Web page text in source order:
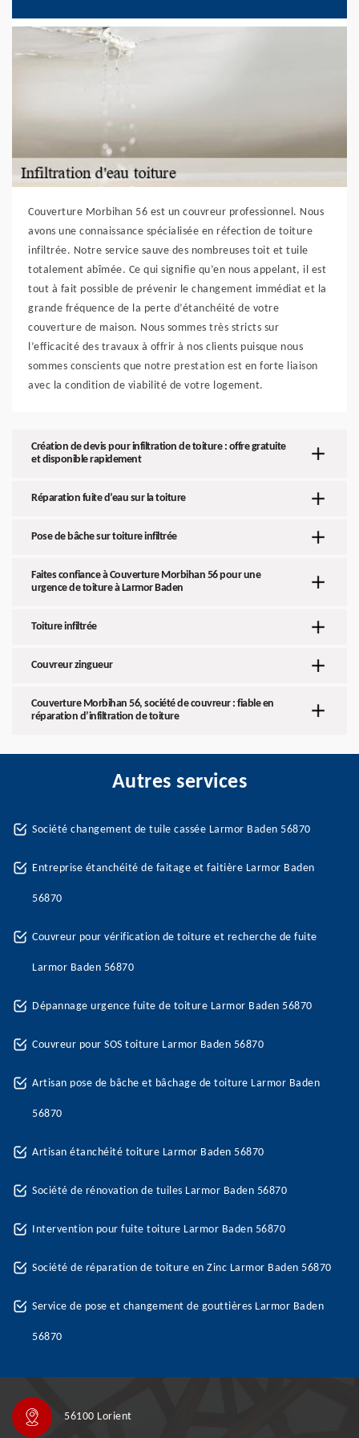
Couverture Morbihan 56 est un couvreur professionnel. Nous
avons une connaissance spécialisée en réfection de toiture
infiltrée. Notre service sauve des nombreuses toit et tuile
totalement abîmée. Ce qui signifie qu’en nous appelant, il est
tout à fait possible de prévenir le changement immédiat et la
grande fréquence de la perte d’étanchéité de votre
couverture de maison. Nous sommes très stricts sur
l’efficacité des travaux à offrir à nos clients puisque nous
sommes conscients que notre prestation est en forte liaison
avec la condition de viabilité de votre logement.
Création de devis pour infiltration de toiture : offre gratuite
et disponible rapidement
Réparation fuite d’eau sur la toiture
Pose de bâche sur toiture infiltrée
Faites confiance à Couverture Morbihan 56 pour une
urgence de toiture à Larmor Baden
Toiture infiltrée
Couvreur zingueur
Couverture Morbihan 56, société de couvreur : fiable en
réparation d’infiltration de toiture
Autres services
Société changement de tuile cassée Larmor Baden 56870
Entreprise étanchéité de faitage et faitière Larmor Baden
56870
Couvreur pour vérification de toiture et recherche de fuite
Larmor Baden 56870
Dépannage urgence fuite de toiture Larmor Baden 56870
Couvreur pour SOS toiture Larmor Baden 56870
Artisan pose de bâche et bâchage de toiture Larmor Baden
56870
Artisan étanchéité toiture Larmor Baden 56870
Société de rénovation de tuiles Larmor Baden 56870
Intervention pour fuite toiture Larmor Baden 56870
Société de réparation de toiture en Zinc Larmor Baden 56870
Service de pose et changement de gouttières Larmor Baden
56870
56100 Lorient